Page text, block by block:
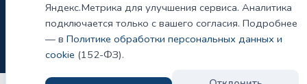
Яндекс.Метрика для улучшения сервиса. Аналитика
подключается только с вашего согласия. Подробнее
— в Политике обработки персональных данных и
cookie (152-ФЗ).
2026 ООО «ЭЛ-СИРИУС». Все права защищены.
Политика конфиденциальности и использования cookie